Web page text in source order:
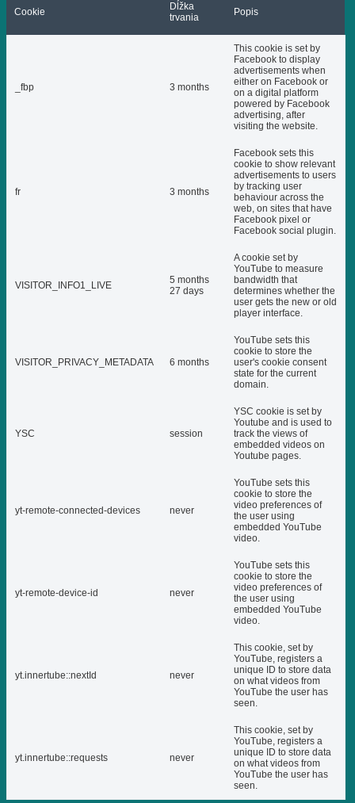
Cookie
Dĺžka
trvania
Popis
_fbp 3 months
This cookie is set by
Facebook to display
advertisements when
either on Facebook or
on a digital platform
powered by Facebook
advertising, after
visiting the website.
fr 3 months
Facebook sets this
cookie to show relevant
advertisements to users
by tracking user
behaviour across the
web, on sites that have
Facebook pixel or
Facebook social plugin.
VISITOR_INFO1_LIVE
5 months
27 days
A cookie set by
YouTube to measure
bandwidth that
determines whether the
user gets the new or old
player interface.
VISITOR_PRIVACY_METADATA 6 months
YouTube sets this
cookie to store the
user's cookie consent
state for the current
domain.
YSC session
YSC cookie is set by
Youtube and is used to
track the views of
embedded videos on
Youtube pages.
yt-remote-connected-devices never
YouTube sets this
cookie to store the
video preferences of
the user using
embedded YouTube
video.
yt-remote-device-id never
YouTube sets this
cookie to store the
video preferences of
the user using
embedded YouTube
video.
yt.innertube::nextId never
This cookie, set by
YouTube, registers a
unique ID to store data
on what videos from
YouTube the user has
seen.
yt.innertube::requests never
This cookie, set by
YouTube, registers a
unique ID to store data
on what videos from
YouTube the user has
seen.